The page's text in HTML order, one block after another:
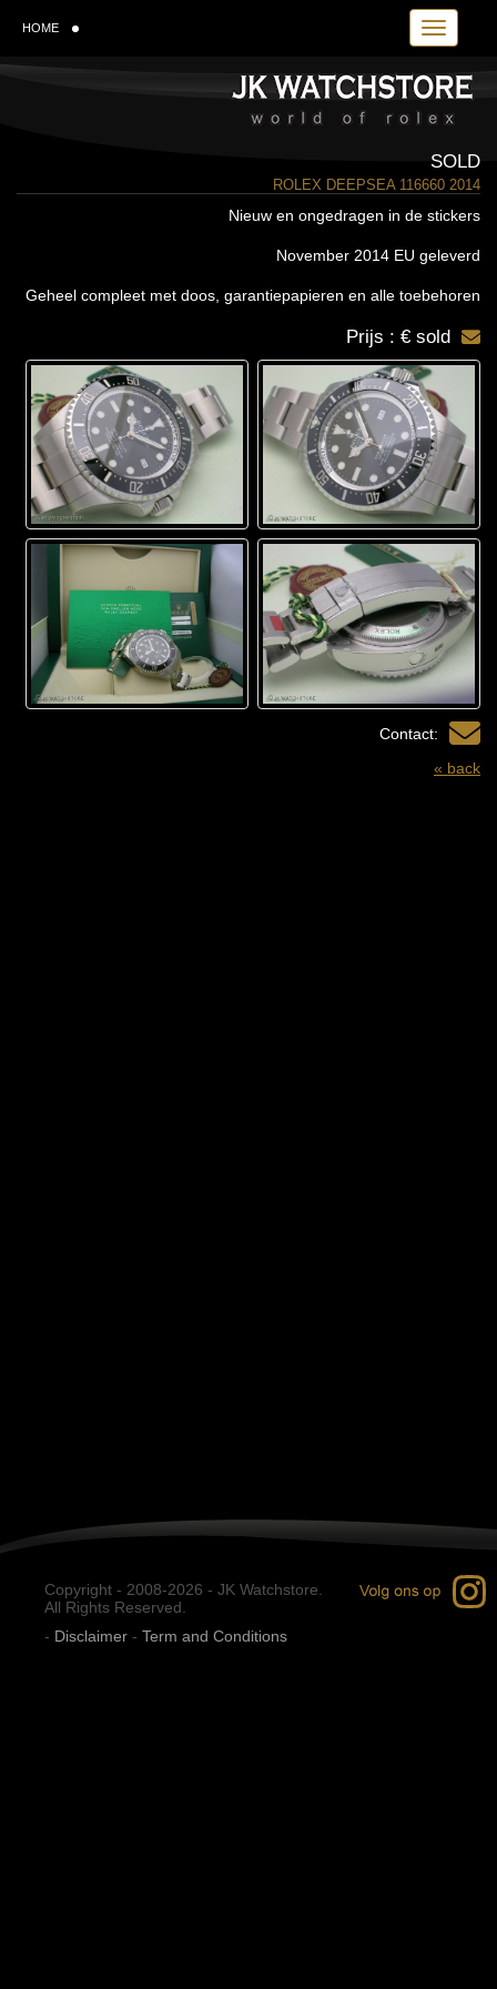
Toggle
HOME
SOLD
ROLEX DEEPSEA 116660 2014
Nieuw en ongedragen in de stickers
November 2014 EU geleverd
Geheel compleet met doos, garantiepapieren en alle toebehoren
Prijs : € sold
Contact:
« back
Copyright - 2008-2026 - JK Watchstore.
All Rights Reserved.
- Disclaimer - Term and Conditions